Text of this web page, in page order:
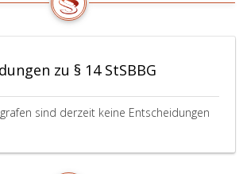
zu § 14 StSBBG
sind derzeit keine Entscheidungen